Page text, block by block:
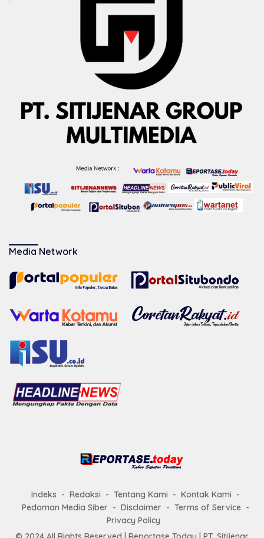
Media Network
Indeks Redaksi Tentang Kami
Kontak Kami
Pedoman Media Siber
Disclaimer
Terms of Service
Privacy Policy